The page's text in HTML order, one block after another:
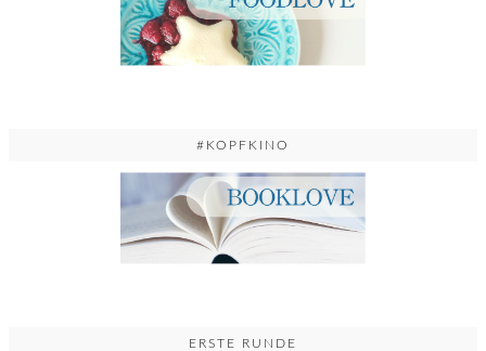
#KOPFKINO
ERSTE RUNDE